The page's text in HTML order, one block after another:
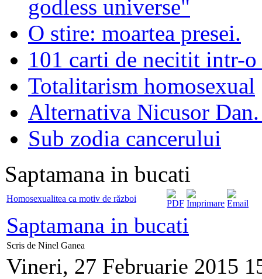
godless universe"
O stire: moartea presei.
101 carti de necitit intr-
Totalitarism homosexual
Alternativa Nicusor
Sub zodia cancerului
Saptamana in bucati
Homosexualitea ca motiv de război
Saptamana in bucati
Scris de Ninel Ganea
Vineri, 27 Februarie 2015